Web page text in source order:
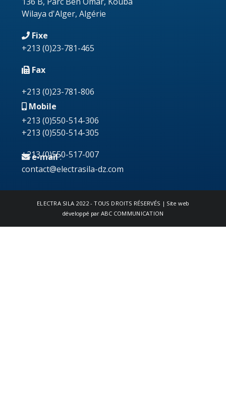
Wilaya d'Alger, Algérie
Fixe
+213 (0)23-781-465
Fax
+213 (0)23-781-806
Mobile
+213 (0)550-514-306
+213 (0)550-514-305
+213 (0)550-517-007
e-mail:
contact@electrasila-dz.com
ELECTRA SILA 2022 - TOUS DROITS RÉSERVÉS | Site web
développé par ABC COMMUNICATION